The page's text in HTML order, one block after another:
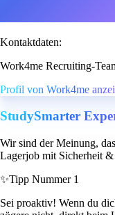
Kontaktdaten:
Work4me Recruiting-
Profil von Work4me
StudySmarter
Wir sind der Meinung,
Lagerjob mit Sicherheit
✨Tipp Nummer 1
Sei proaktiv! Wenn du